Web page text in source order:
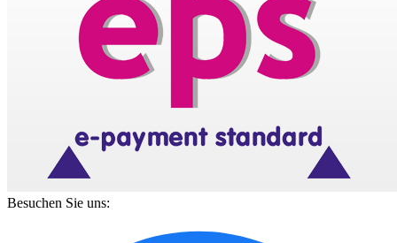
Besuchen Sie uns: